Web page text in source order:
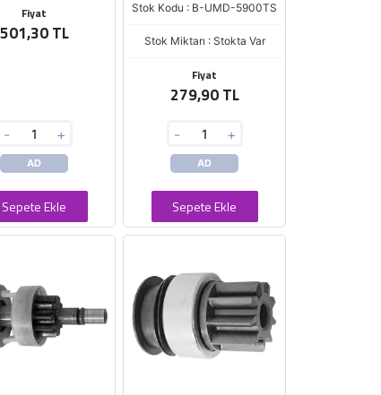
Fiyat
501,30 TL
- +
AD
Sepete Ekle
Stok Kodu : B-UMD-5900TS
Stok Miktarı : Stokta Var
Fiyat
279,90 TL
- +
AD
Sepete Ekle